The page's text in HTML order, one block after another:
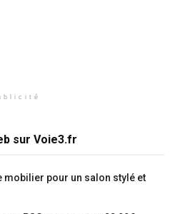
sur Voie3.fr
mobilier pour un salon stylé et